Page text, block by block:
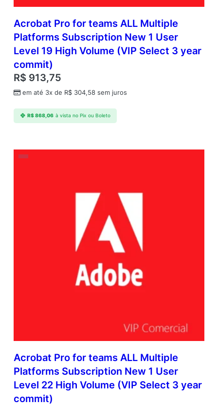
Acrobat Pro for teams ALL Multiple
Platforms Subscription New 1 User
Level 19 High Volume (VIP Select 3 year
commit)
R$ 913,75
em até 3x de R$ 304,58 sem juros
R$868,06 à vista no Pix ou Boleto
Acrobat Pro for teams ALL Multiple
Platforms Subscription New 1 User
Level 22 High Volume (VIP Select 3 year
commit)